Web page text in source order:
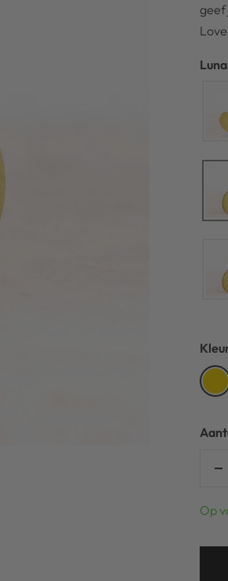
geef
Gold
Op